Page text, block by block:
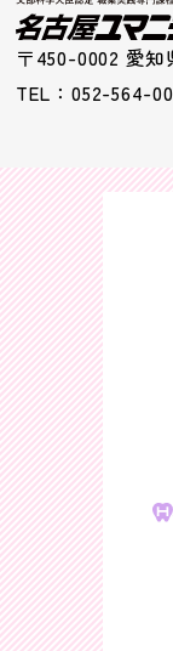
〒450-0002 愛
TEL：052-564-